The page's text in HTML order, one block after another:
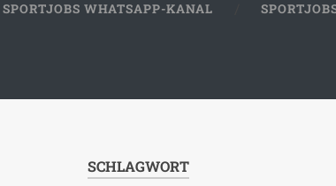
SPORTJOBS WHATSAPP-KANAL
SCHLAGWORT